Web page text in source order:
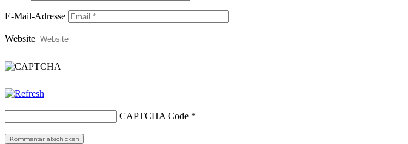
E-Mail-Adresse
Website
CAPTCHA Code *